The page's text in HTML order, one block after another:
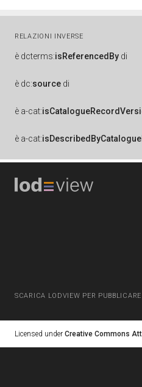
RELAZIONI INVERSE
è dcterms:isReferencedBy di
è dc:source di
è a-cat:
è a-cat:
SCARICA LODVIEW PER
Licensed under Creative Commons